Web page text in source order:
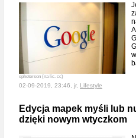
epheterson (na lic. cc)
02-09-2019, 23:46, jr, Lifestyle
Edycja mapek myśli lub
dzięki nowym wtyczkom